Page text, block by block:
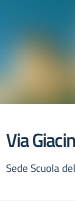
Via
Sede Scuola